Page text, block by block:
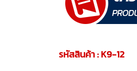
รหัสสินค้า : K9-12